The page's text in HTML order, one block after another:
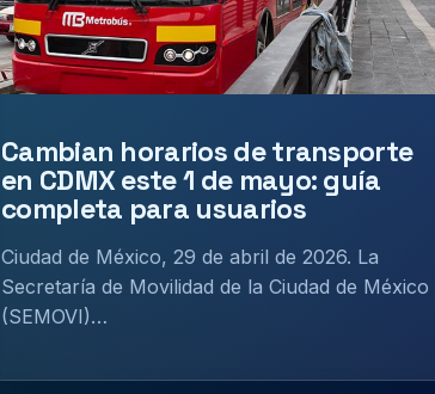
Cambian horarios de transporte
en CDMX este 1 de mayo: guía
completa para usuarios
Ciudad de México, 29 de abril de 2026. La
Secretaría de Movilidad de la Ciudad de México
(SEMOVI)…